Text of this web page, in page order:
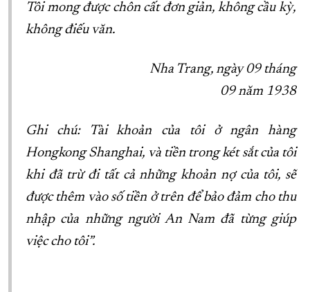
Tôi mong được chôn cất đơn giản, không cầu kỳ,
không điếu văn.
Nha Trang, ngày 09 tháng
09 năm 1938
Ghi chú: Tài khoản của tôi ở ngân hàng
Hongkong Shanghai, và tiền trong két sắt của tôi
khi đã trừ đi tất cả những khoản nợ của tôi, sẽ
được thêm vào số tiền ở trên để bảo đảm cho thu
nhập của những người An Nam đã từng giúp
việc cho tôi”.